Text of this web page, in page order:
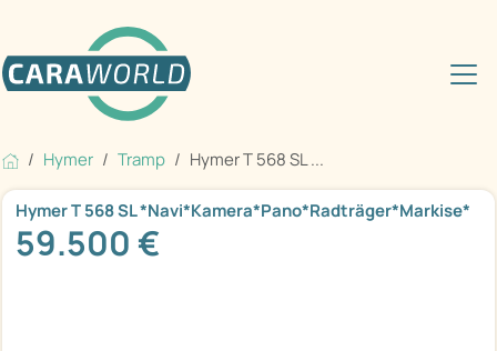
Hymer Tramp Hymer T 568 SL ...
Hymer T 568 SL *Navi*Kamera*Pano*Radträger*Markise*
59.500 €